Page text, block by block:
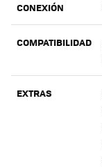
CONEXIÓN
COMPATIBILIDAD
EXTRAS